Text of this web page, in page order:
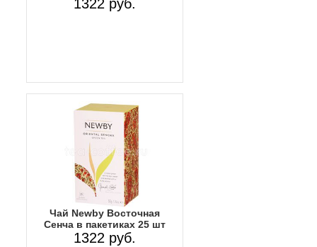
1322 руб.
Чай Newby Восточная
Сенча в пакетиках 25 шт
1322 руб.